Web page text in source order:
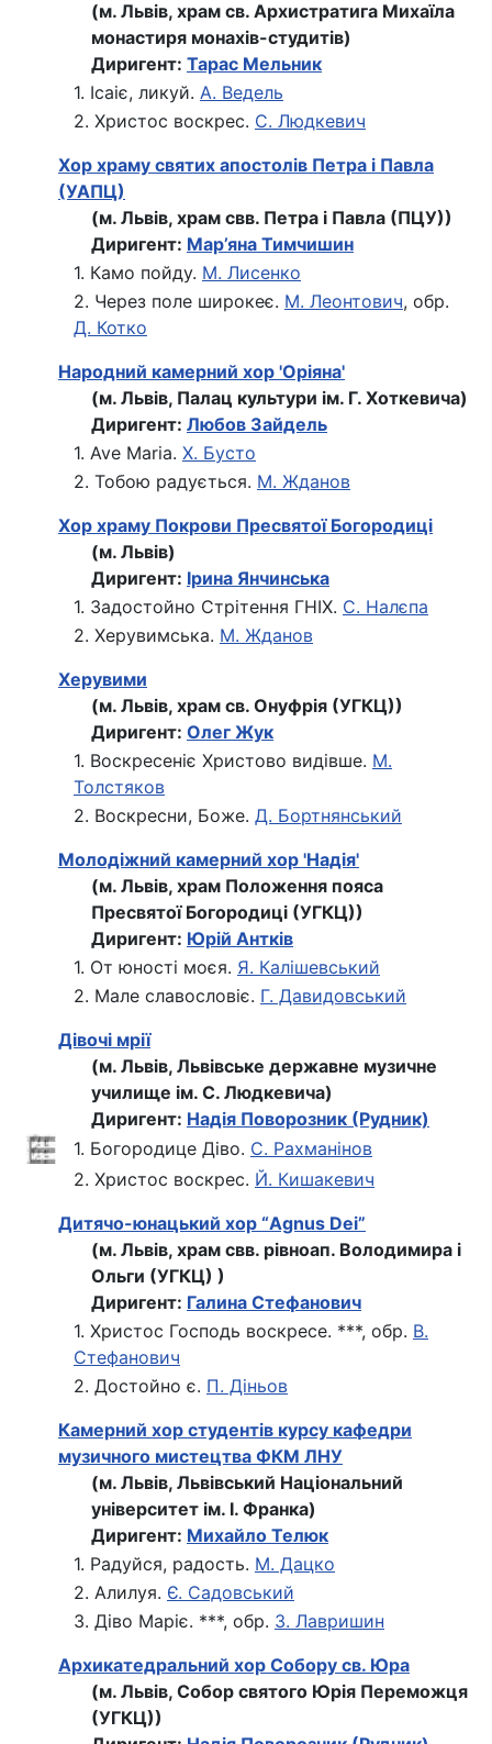
(м. Львів, храм св. Архистратига Михаїла
монастиря монахів-студитів)
Диригент: Тарас Мельник
1. Ісаіє, ликуй. А. Ведель
2. Христос воскрес. С. Людкевич
Хор храму святих апостолів Петра і Павла
(УАПЦ)
(м. Львів, храм свв. Петра і Павла (ПЦУ))
Диригент: Мар’яна Тимчишин
1. Камо пойду. М. Лисенко
2. Через поле широкеє. М. Леонтович, обр.
Д. Котко
Народний камерний хор 'Оріяна'
(м. Львів, Палац культури ім. Г. Хоткевича)
Диригент: Любов Зайдель
1. Ave Maria. Х. Бусто
2. Тобою радується. М. Жданов
Хор храму Покрови Пресвятої Богородиці
(м. Львів)
Диригент: Ірина Янчинська
1. Задостойно Стрітення ГНІХ. С. Налєпа
2. Херувимська. М. Жданов
Херувими
(м. Львів, храм св. Онуфрія (УГКЦ))
Диригент: Олег Жук
1. Воскресеніє Христово видівше. М.
Толстяков
2. Воскресни, Боже. Д. Бортнянський
Молодіжний камерний хор 'Надія'
(м. Львів, храм Положення пояса
Пресвятої Богородиці (УГКЦ))
Диригент: Юрій Антків
1. От юності моєя. Я. Калішевський
2. Мале славословіє. Г. Давидовський
Дівочі мрії
(м. Львів, Львівське державне музичне
училище ім. С. Людкевича)
Диригент: Надія Поворозник (Рудник)
1. Богородице Діво. С. Рахманінов
2. Христос воскрес. Й. Кишакевич
Дитячо-юнацький хор “Agnus Dei”
(м. Львів, храм свв. рівноап. Володимира і
Ольги (УГКЦ) )
Диригент: Галина Стефанович
1. Христос Господь воскресе. ***, обр. В.
Стефанович
2. Достойно є. П. Діньов
Камерний хор студентів курсу кафедри
музичного мистецтва ФКМ ЛНУ
(м. Львів, Львівський Національний
університет ім. І. Франка)
Диригент: Михайло Телюк
1. Радуйся, радость. М. Дацко
2. Алилуя. Є. Садовський
3. Діво Маріє. ***, обр. З. Лавришин
Архикатедральний хор Собору св. Юра
(м. Львів, Собор святого Юрія Переможця
(УГКЦ))